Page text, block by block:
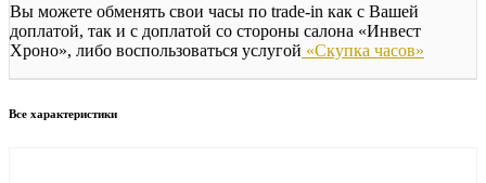
Вы можете обменять свои часы по trade-in как с Вашей
доплатой, так и с доплатой со стороны салона «Инвест
Хроно», либо воспользоваться услугой «Скупка часов»
Все характеристики